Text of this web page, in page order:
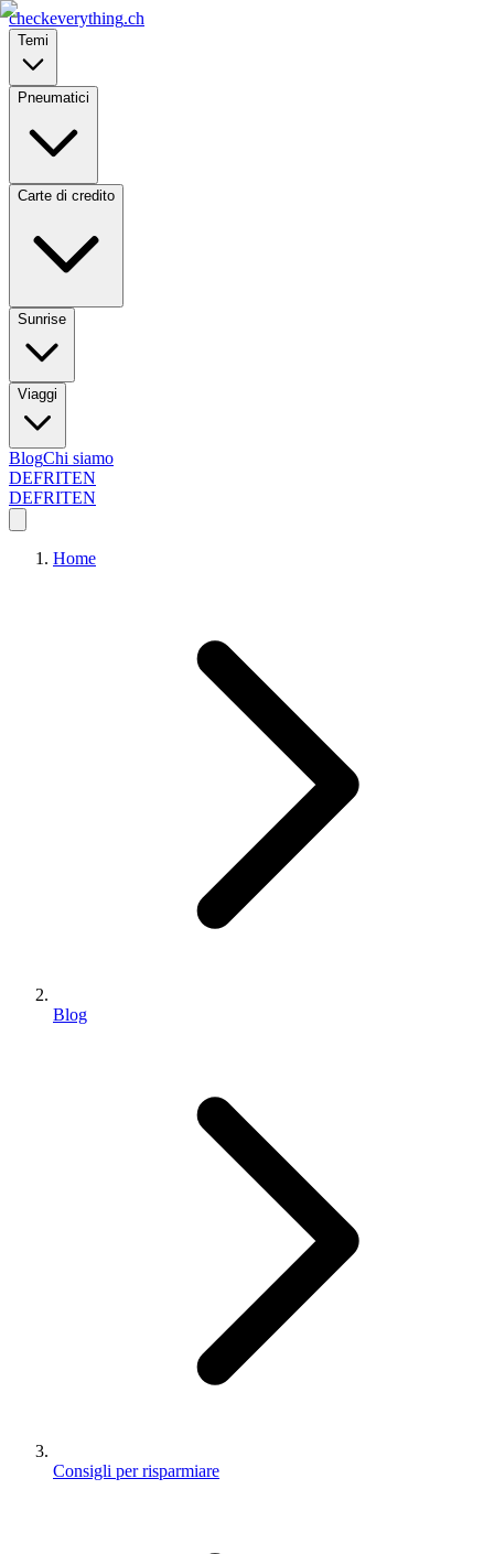
checkeverything.ch
Temi
Pneumatici
Carte di credito
Sunrise
Viaggi
BlogChi siamo
DEFRITEN
DEFRITEN
Home
Blog
Consigli per risparmiare